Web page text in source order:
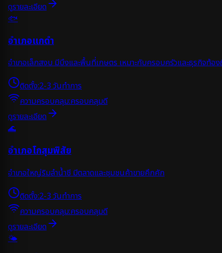
ดูรายละเอียด
🐟
อำเภอแกดำ
อำเภอเล็กสงบ มีบึงและพื้นที่เกษตร เหมาะกับครอบครัวและธุรกิจท้อ
ติดตั้ง:2-3 วันทำการ
ความครอบคลุม:ครอบคลุมดี
ดูรายละเอียด
🌊
อำเภอโกสุมพิสัย
อำเภอใหญ่ริมลำน้ำชี มีตลาดและชุมชนค้าขายคึกคัก
ติดตั้ง:2-3 วันทำการ
ความครอบคลุม:ครอบคลุมดี
ดูรายละเอียด
🌤️